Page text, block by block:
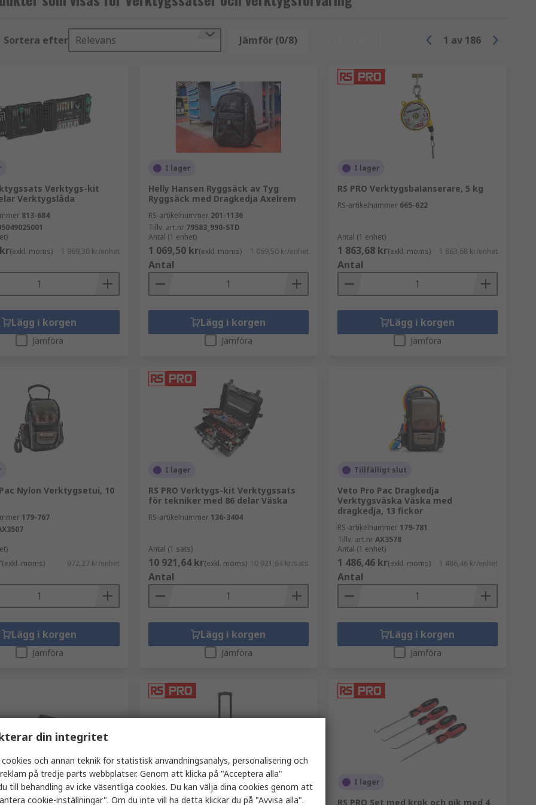
lösning för många olika användningsområden som verktygsförvaring, konst och hantverk och
eller kommersiella ändamål, vilket inte betyder att de inte bör användas av hementusiaster
potentiella användningsområden. Verktygsskåp har mycket begränsad rörlighet.
tar upp betydligt mindre plats än ett verktygsskåp men kan ändå erbjuda betydande skydd för ditt
för hementusiaster eller de som vill undvika skrymmande verktygsskåp eller lådor. Många
och förvaring av dina verktyg.
Sortera efter Relevans Jämför (0/8) 1 av 186
Verktygs-kit
Verktygslåda
813-684
(exkl. moms) 1 969,30 kr/enhet
Lägg i korgen
Jämföra
I lager
Helly Hansen Ryggsäck av Tyg
Ryggsäck med Dragkedja Axelrem
RS-artikelnummer 201-1136
Tillv. art.nr 79583_990-STD
Antal (1 enhet)
1 069,50 kr(exkl. moms) 1 069,50 kr/enhet
Antal
Lägg i korgen
Jämföra
I lager
RS PRO Verktygsbalanserare, 5 kg
RS-artikelnummer 665-622
Antal (1 enhet)
1 863,68 kr(exkl. moms) 1 863,68 kr/enhet
Antal
Lägg i korgen
Jämföra
Nylon Verktygsetui, 10
179-767
(exkl. moms) 972,27 kr/enhet
Lägg i korgen
Jämföra
I lager
RS PRO Verktygs-kit Verktygssats
för tekniker med 86 delar Väska
RS-artikelnummer 136-3404
Antal (1 sats)
10 921,64 kr(exkl. moms) 10 921,64 kr/sats
Antal
Lägg i korgen
Jämföra
Tillfälligt slut
Veto Pro Pac Dragkedja
Verktygsväska Väska med
dragkedja, 13 fickor
RS-artikelnummer 179-781
Tillv. art.nrAX3578
Antal (1 enhet)
1 486,46 kr(exkl. moms) 1 486,46 kr/enhet
Antal
Lägg i korgen
Jämföra
Dubbelkrok,
I lager
RS PRO Svart Verktygsväska med 2
I lager
RS PRO Set med krok och pik med 4
din integritet
cookies och annan teknik för statistisk användningsanalys, personalisering och
på tredje parts webbplatser. Genom att klicka på "Acceptera alla"
till behandling av icke väsentliga cookies. Du kan välja dina cookies genom att
cookie-inställningar". Om du inte vill ha detta klickar du på "Avvisa alla".